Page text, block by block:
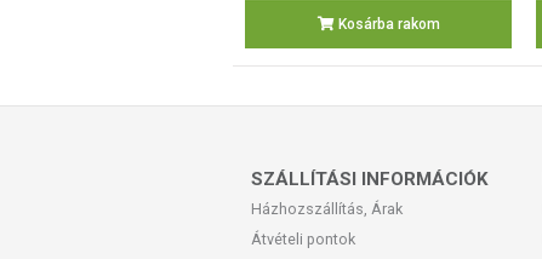
Kosárba rakom
SZÁLLÍTÁSI INFORMÁCIÓK
Házhozszállítás, Árak
Átvételi pontok